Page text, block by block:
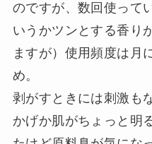
のですが、数回使って
いうかツンとする香り
ますが）使用頻度は月
め。
剥がすときには刺激も
かげか肌がちょっと明